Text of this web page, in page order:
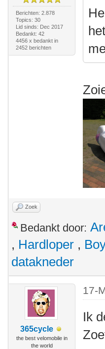
Berichten: 2.878
Topics: 30
Lid sinds: Dec 2017
Bedankt: 42
4456 x bedankt in
2452 berichten
Zoek
Bedankt door:
, Hardloper ,
datakneder
365cycle
the best velomobile in
the world
17-
Ik